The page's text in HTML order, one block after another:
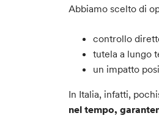
Abbiamo scelto di
controllo
tutela a lungo
un impatto
In Italia, infatti,
nel tempo,